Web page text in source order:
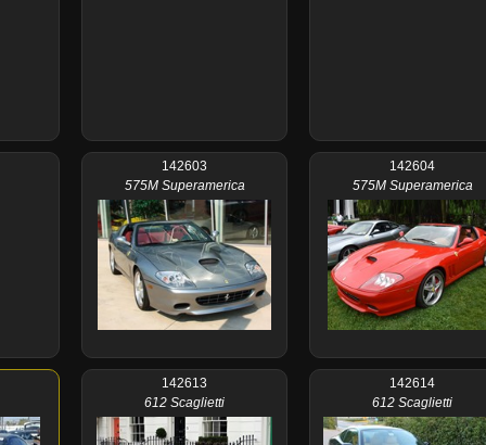
142603
575M Superamerica
142604
575M Superamerica
142613
612 Scaglietti
142614
612 Scaglietti